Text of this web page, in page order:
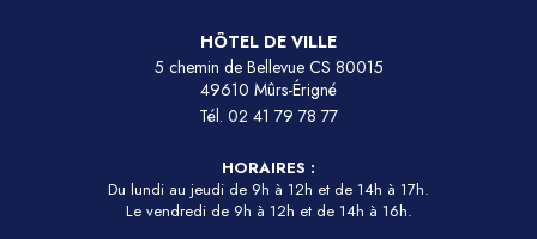
HÔTEL DE VILLE
5 chemin de Bellevue CS 80015
49610 Mûrs-Érigné
Tél. 02 41 79 78 77
HORAIRES :
Du lundi au jeudi de 9h à 12h et de 14h à 17h.
Le vendredi de 9h à 12h et de 14h à 16h.